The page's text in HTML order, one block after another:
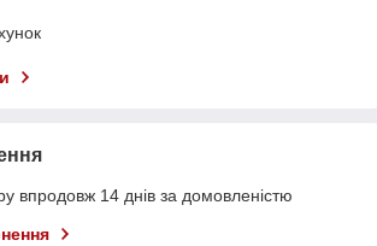
впродовж 14 днів за домовленістю